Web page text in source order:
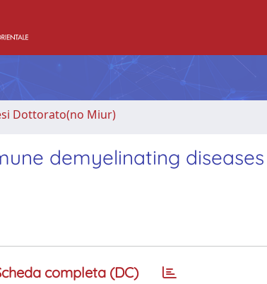
Dottorato(no Miur)
demyelinating
completa (DC)